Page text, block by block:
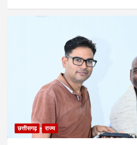
छत्तीसगढ़ राज्य